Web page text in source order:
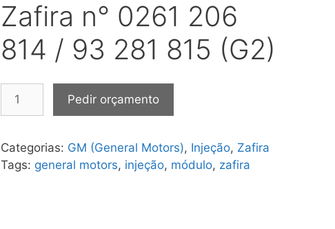
Zafira n° 0261 206
814 / 93 281 815 (G2)
Módulo
Zafira
n°
Pedir orçamento
Categorias: GM (General Motors), Injeção, Zafira
Tags: general motors, injeção, módulo, zafira